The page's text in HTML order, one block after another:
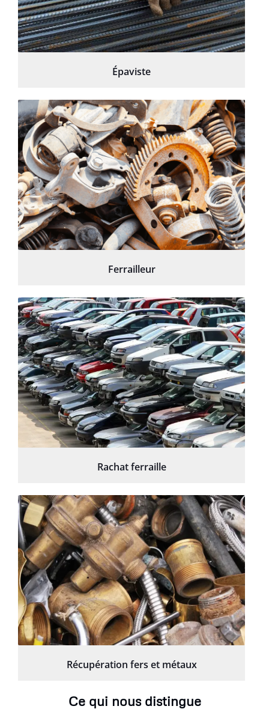
Épaviste
Ferrailleur
Rachat ferraille
Récupération fers et métaux
Ce qui nous distingue